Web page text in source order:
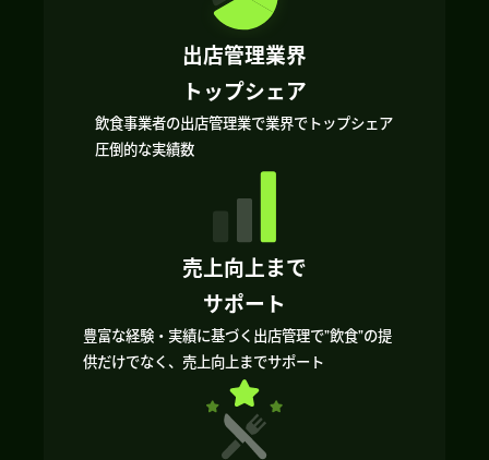
出店管理業界
トップシェア
飲食事業者の出店管理業で業界でトップシェア
圧倒的な実績数
売上向上まで
サポート
豊富な経験・実績に基づく出店管理で”飲食”の提
供だけでなく、売上向上までサポート